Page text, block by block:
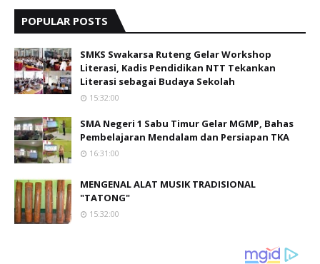
POPULAR POSTS
SMKS Swakarsa Ruteng Gelar Workshop
Literasi, Kadis Pendidikan NTT Tekankan
Literasi sebagai Budaya Sekolah
15:32:00
SMA Negeri 1 Sabu Timur Gelar MGMP, Bahas
Pembelajaran Mendalam dan Persiapan TKA
16:31:00
MENGENAL ALAT MUSIK TRADISIONAL
"TATONG"
15:32:00